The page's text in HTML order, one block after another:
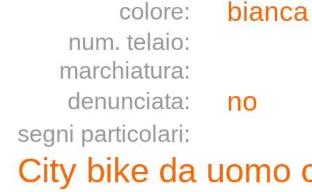
colore:
num. telaio:
marchiatura:
denunciata:
no
segni particolari:
City bike da uomo